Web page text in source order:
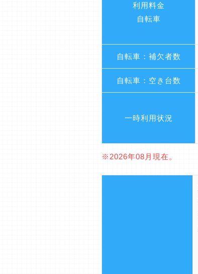
利用料金
自転車
自転車：補欠者数
自転車：空き台数
一時利用状況
※2026年08月現在。